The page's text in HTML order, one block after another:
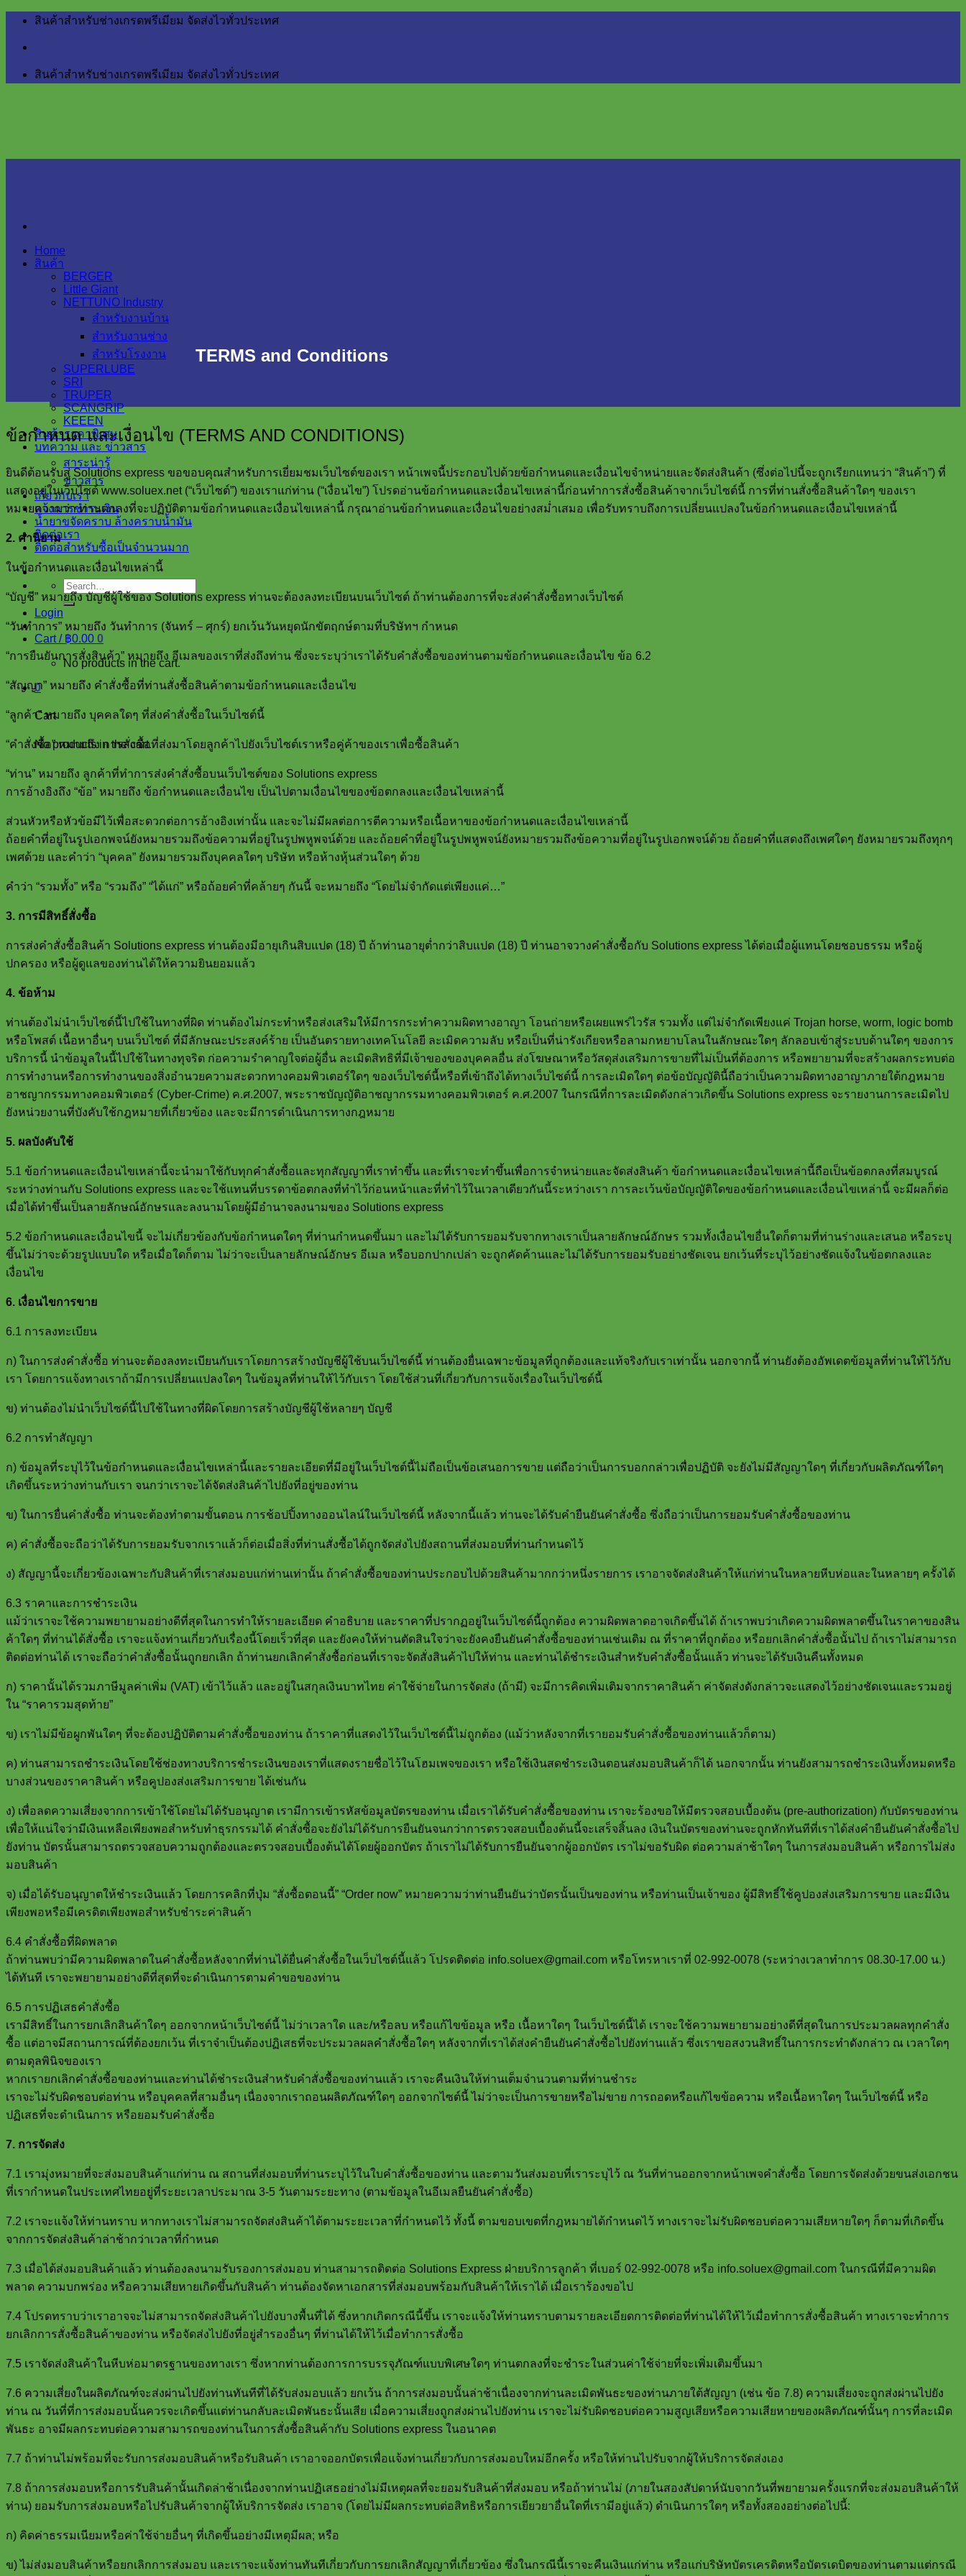
Skip
สินค้าสำหรับช่างเกรดพรีเมียม จัดส่งไวทั่วประเทศ
สินค้าสำหรับช่างเกรดพรีเมียม จัดส่งไวทั่วประเทศ
Home
สินค้า
BERGER
Little Giant
NETTUNO Industry
สำหรับงานบ้าน
สำหรับงานช่าง
สำหรับโรงงาน
SUPERLUBE
SRI
TRUPER
SCANGRIP
KEEEN
สินค้าราคาพิเศษ
บทความ และ ข่าวสาร
สาระน่ารู้
ข่าวสาร
เกี่ยวกับเรา
แจ้งการชำระเงิน
น้ำยาขจัดคราบ ล้างคราบน้ำมัน
ติดต่อเรา
ติดต่อสำหรับซื้อเป็นจำนวนมาก
Search
for:
Login
Cart / ฿0.00 0
No products in the cart.
0
Cart
No products in the cart.
TERMS and Conditions
ข้อกำหนด และเงื่อนไข (TERMS AND CONDITIONS)
ยินดีต้อนรับสู่ Solutions express ขอขอบคุณสำหรับการเยี่ยมชมเว็บไซต์ของเรา หน้าเพจนี้ประกอบไปด้วยข้อกำหนดและเงื่อนไขจำหน่ายและจัดส่งสินค้า (ซึ่งต่อไปนี้จะถูกเรียกแทนว่า “สินค้า”) ที่
แสดงอยู่ในเว็บไซต์ www.soluex.net (“เว็บไซต์”) ของเราแก่ท่าน (“เงื่อนไข”) โปรดอ่านข้อกำหนดและเงื่อนไขเหล่านี้ก่อนทำการสั่งซื้อสินค้าจากเว็บไซต์นี้ การที่ท่านสั่งซื้อสินค้าใดๆ ของเรา
หมายความว่า ท่านตกลงที่จะปฏิบัติตามข้อกำหนดและเงื่อนไขเหล่านี้ กรุณาอ่านข้อกำหนดและเงื่อนไขอย่างสม่ำเสมอ เพื่อรับทราบถึงการเปลี่ยนแปลงในข้อกำหนดและเงื่อนไขเหล่านี้
2. คำนิยาม
ในข้อกำหนดและเงื่อนไขเหล่านี้
“บัญชี” หมายถึง บัญชีผู้ใช้ของ Solutions express ท่านจะต้องลงทะเบียนบนเว็บไซต์ ถ้าท่านต้องการที่จะส่งคำสั่งซื้อทางเว็บไซต์
“วันทำการ” หมายถึง วันทำการ (จันทร์ – ศุกร์) ยกเว้นวันหยุดนักขัตฤกษ์ตามที่บริษัทฯ กำหนด
“การยืนยันการสั่งสินค้า” หมายถึง อีเมลของเราที่ส่งถึงท่าน ซึ่งจะระบุว่าเราได้รับคำสั่งซื้อของท่านตามข้อกำหนดและเงื่อนไข ข้อ 6.2
“สัญญา” หมายถึง คำสั่งซื้อที่ท่านสั่งซื้อสินค้าตามข้อกำหนดและเงื่อนไข
“ลูกค้า” หมายถึง บุคคลใดๆ ที่ส่งคำสั่งซื้อในเว็บไซต์นี้
“คำสั่งซื้อ” หมายถึง การสั่งซื้อที่ส่งมาโดยลูกค้าไปยังเว็บไซต์เราหรือคู่ค้าของเราเพื่อซื้อสินค้า
“ท่าน” หมายถึง ลูกค้าที่ทำการส่งคำสั่งซื้อบนเว็บไซต์ของ Solutions express
การอ้างอิงถึง “ข้อ” หมายถึง ข้อกำหนดและเงื่อนไข เป็นไปตามเงื่อนไขของข้อตกลงและเงื่อนไขเหล่านี้
ส่วนหัวหรือหัวข้อมีไว้เพื่อสะดวกต่อการอ้างอิงเท่านั้น และจะไม่มีผลต่อการตีความหรือเนื้อหาของข้อกำหนดและเงื่อนไขเหล่านี้
ถ้อยคำที่อยู่ในรูปเอกพจน์ยังหมายรวมถึงข้อความที่อยู่ในรูปพหูพจน์ด้วย และถ้อยคำที่อยู่ในรูปพหูพจน์ยังหมายรวมถึงข้อความที่อยู่ในรูปเอกพจน์ด้วย ถ้อยคำที่แสดงถึงเพศใดๆ ยังหมายรวมถึงทุกๆ
เพศด้วย และคำว่า “บุคคล” ยังหมายรวมถึงบุคคลใดๆ บริษัท หรือห้างหุ้นส่วนใดๆ ด้วย
คำว่า “รวมทั้ง” หรือ “รวมถึง” “ได้แก่” หรือถ้อยคำที่คล้ายๆ กันนี้ จะหมายถึง “โดยไม่จำกัดแต่เพียงแค่…”
3. การมีสิทธิ์สั่งซื้อ
การส่งคำสั่งซื้อสินค้า Solutions express ท่านต้องมีอายุเกินสิบแปด (18) ปี ถ้าท่านอายุต่ำกว่าสิบแปด (18) ปี ท่านอาจวางคำสั่งซื้อกับ Solutions express ได้ต่อเมื่อผู้แทนโดยชอบธรรม หรือผู้
ปกครอง หรือผู้ดูแลของท่านได้ให้ความยินยอมแล้ว
4. ข้อห้าม
ท่านต้องไม่นำเว็บไซต์นี้ไปใช้ในทางที่ผิด ท่านต้องไม่กระทำหรือส่งเสริมให้มีการกระทำความผิดทางอาญา โอนถ่ายหรือเผยแพร่ไวรัส รวมทั้ง แต่ไม่จำกัดเพียงแค่ Trojan horse, worm, logic bomb
หรือโพสต์ เนื้อหาอื่นๆ บนเว็บไซต์ ที่มีลักษณะประสงค์ร้าย เป็นอันตรายทางเทคโนโลยี ละเมิดความลับ หรือเป็นที่น่ารังเกียจหรือลามกหยาบโลนในลักษณะใดๆ ลักลอบเข้าสู่ระบบด้านใดๆ ของการ
บริการนี้ นำข้อมูลในนี้ไปใช้ในทางทุจริต ก่อความรำคาญใจต่อผู้อื่น ละเมิดสิทธิที่มีเจ้าของของบุคคลอื่น ส่งโฆษณาหรือวัสดุส่งเสริมการขายที่ไม่เป็นที่ต้องการ หรือพยายามที่จะสร้างผลกระทบต่อ
การทำงานหรือการทำงานของสิ่งอำนวยความสะดวกทางคอมพิวเตอร์ใดๆ ของเว็บไซต์นี้หรือที่เข้าถึงได้ทางเว็บไซต์นี้ การละเมิดใดๆ ต่อข้อบัญญัตินี้ถือว่าเป็นความผิดทางอาญาภายใต้กฎหมาย
อาชญากรรมทางคอมพิวเตอร์ (Cyber-Crime) ค.ศ.2007, พระราชบัญญัติอาชญากรรมทางคอมพิวเตอร์ ค.ศ.2007 ในกรณีที่การละเมิดดังกล่าวเกิดขึ้น Solutions express จะรายงานการละเมิดไป
ยังหน่วยงานที่บังคับใช้กฎหมายที่เกี่ยวข้อง และจะมีการดำเนินการทางกฎหมาย
5. ผลบังคับใช้
5.1 ข้อกำหนดและเงื่อนไขเหล่านี้จะนำมาใช้กับทุกคำสั่งซื้อและทุกสัญญาที่เราทำขึ้น และที่เราจะทำขึ้นเพื่อการจำหน่ายและจัดส่งสินค้า ข้อกำหนดและเงื่อนไขเหล่านี้ถือเป็นข้อตกลงที่สมบูรณ์
ระหว่างท่านกับ Solutions express และจะใช้แทนที่บรรดาข้อตกลงที่ทำไว้ก่อนหน้าและที่ทำไว้ในเวลาเดียวกันนี้ระหว่างเรา การละเว้นข้อบัญญัติใดของข้อกำหนดและเงื่อนไขเหล่านี้ จะมีผลก็ต่อ
เมื่อได้ทำขึ้นเป็นลายลักษณ์อักษรและลงนามโดยผู้มีอำนาจลงนามของ Solutions express
5.2 ข้อกำหนดและเงื่อนไขนี้ จะไม่เกี่ยวข้องกับข้อกำหนดใดๆ ที่ท่านกำหนดขึ้นมา และไม่ได้รับการยอมรับจากทางเราเป็นลายลักษณ์อักษร รวมทั้งเงื่อนไขอื่นใดก็ตามที่ท่านร่างและเสนอ หรือระบุ
ขึ้นไม่ว่าจะด้วยรูปแบบใด หรือเมื่อใดก็ตาม ไม่ว่าจะเป็นลายลักษณ์อักษร อีเมล หรือบอกปากเปล่า จะถูกคัดค้านและไม่ได้รับการยอมรับอย่างชัดเจน ยกเว้นที่ระบุไว้อย่างชัดแจ้งในข้อตกลงและ
เงื่อนไข
6. เงื่อนไขการขาย
6.1 การลงทะเบียน
ก) ในการส่งคำสั่งซื้อ ท่านจะต้องลงทะเบียนกับเราโดยการสร้างบัญชีผู้ใช้บนเว็บไซต์นี้ ท่านต้องยื่นเฉพาะข้อมูลที่ถูกต้องและแท้จริงกับเราเท่านั้น นอกจากนี้ ท่านยังต้องอัพเดตข้อมูลที่ท่านให้ไว้กับ
เรา โดยการแจ้งทางเราถ้ามีการเปลี่ยนแปลงใดๆ ในข้อมูลที่ท่านให้ไว้กับเรา โดยใช้ส่วนที่เกี่ยวกับการแจ้งเรื่องในเว็บไซต์นี้
ข) ท่านต้องไม่นำเว็บไซต์นี้ไปใช้ในทางที่ผิดโดยการสร้างบัญชีผู้ใช้หลายๆ บัญชี
6.2 การทำสัญญา
ก) ข้อมูลที่ระบุไว้ในข้อกำหนดและเงื่อนไขเหล่านี้และรายละเอียดที่มีอยู่ในเว็บไซต์นี้ไม่ถือเป็นข้อเสนอการขาย แต่ถือว่าเป็นการบอกกล่าวเพื่อปฏิบัติ จะยังไม่มีสัญญาใดๆ ที่เกี่ยวกับผลิตภัณฑ์ใดๆ
เกิดขึ้นระหว่างท่านกับเรา จนกว่าเราจะได้จัดส่งสินค้าไปยังที่อยู่ของท่าน
ข) ในการยื่นคำสั่งซื้อ ท่านจะต้องทำตามขั้นตอน การช้อปปิ้งทางออนไลน์ในเว็บไซต์นี้ หลังจากนี้แล้ว ท่านจะได้รับคำยืนยันคำสั่งซื้อ ซึ่งถือว่าเป็นการยอมรับคำสั่งซื้อของท่าน
ค) คำสั่งซื้อจะถือว่าได้รับการยอมรับจากเราแล้วก็ต่อเมื่อสิ่งที่ท่านสั่งซื้อได้ถูกจัดส่งไปยังสถานที่ส่งมอบที่ท่านกำหนดไว้
ง) สัญญานี้จะเกี่ยวข้องเฉพาะกับสินค้าที่เราส่งมอบแก่ท่านเท่านั้น ถ้าคำสั่งซื้อของท่านประกอบไปด้วยสินค้ามากกว่าหนึ่งรายการ เราอาจจัดส่งสินค้าให้แก่ท่านในหลายหีบห่อและในหลายๆ ครั้งได้
6.3 ราคาและการชำระเงิน
แม้ว่าเราจะใช้ความพยายามอย่างดีที่สุดในการทำให้รายละเอียด คำอธิบาย และราคาที่ปรากฏอยู่ในเว็บไซต์นี้ถูกต้อง ความผิดพลาดอาจเกิดขึ้นได้ ถ้าเราพบว่าเกิดความผิดพลาดขึ้นในราคาของสิน
ค้าใดๆ ที่ท่านได้สั่งซื้อ เราจะแจ้งท่านเกี่ยวกับเรื่องนี้โดยเร็วที่สุด และยังคงให้ท่านตัดสินใจว่าจะยังคงยืนยันคำสั่งซื้อของท่านเช่นเดิม ณ ที่ราคาที่ถูกต้อง หรือยกเลิกคำสั่งซื้อนั้นไป ถ้าเราไม่สามารถ
ติดต่อท่านได้ เราจะถือว่าคำสั่งซื้อนั้นถูกยกเลิก ถ้าท่านยกเลิกคำสั่งซื้อก่อนที่เราจะจัดสั่งสินค้าไปให้ท่าน และท่านได้ชำระเงินสำหรับคำสั่งซื้อนั้นแล้ว ท่านจะได้รับเงินคืนทั้งหมด
ก) ราคานั้นได้รวมภาษีมูลค่าเพิ่ม (VAT) เข้าไว้แล้ว และอยู่ในสกุลเงินบาทไทย ค่าใช้จ่ายในการจัดส่ง (ถ้ามี) จะมีการคิดเพิ่มเติมจากราคาสินค้า ค่าจัดส่งดังกล่าวจะแสดงไว้อย่างชัดเจนและรวมอยู่
ใน “ราคารวมสุดท้าย”
ข) เราไม่มีข้อผูกพันใดๆ ที่จะต้องปฏิบัติตามคำสั่งซื้อของท่าน ถ้าราคาที่แสดงไว้ในเว็บไซต์นี้ไม่ถูกต้อง (แม้ว่าหลังจากที่เรายอมรับคำสั่งซื้อของท่านแล้วก็ตาม)
ค) ท่านสามารถชำระเงินโดยใช้ช่องทางบริการชำระเงินของเราที่แสดงรายชื่อไว้ในโฮมเพจของเรา หรือใช้เงินสดชำระเงินตอนส่งมอบสินค้าก็ได้ นอกจากนั้น ท่านยังสามารถชำระเงินทั้งหมดหรือ
บางส่วนของราคาสินค้า หรือคูปองส่งเสริมการขาย ได้เช่นกัน
ง) เพื่อลดความเสี่ยงจากการเข้าใช้โดยไม่ได้รับอนุญาต เรามีการเข้ารหัสข้อมูลบัตรของท่าน เมื่อเราได้รับคำสั่งซื้อของท่าน เราจะร้องขอให้มีตรวจสอบเบื้องต้น (pre-authorization) กับบัตรของท่าน
เพื่อให้แน่ใจว่ามีเงินเหลือเพียงพอสำหรับทำธุรกรรมได้ คำสั่งซื้อจะยังไม่ได้รับการยืนยันจนกว่าการตรวจสอบเบื้องต้นนี้จะเสร็จสิ้นลง เงินในบัตรของท่านจะถูกหักทันทีที่เราได้ส่งคำยืนยันคำสั่งซื้อไป
ยังท่าน บัตรนั้นสามารถตรวจสอบความถูกต้องและตรวจสอบเบื้องต้นได้โดยผู้ออกบัตร ถ้าเราไม่ได้รับการยืนยันจากผู้ออกบัตร เราไม่ขอรับผิด ต่อความล่าช้าใดๆ ในการส่งมอบสินค้า หรือการไม่ส่ง
มอบสินค้า
จ) เมื่อได้รับอนุญาตให้ชำระเงินแล้ว โดยการคลิกที่ปุ่ม “สั่งซื้อตอนนี้” “Order now” หมายความว่าท่านยืนยันว่าบัตรนั้นเป็นของท่าน หรือท่านเป็นเจ้าของ ผู้มีสิทธิ์ใช้คูปองส่งเสริมการขาย และมีเงิน
เพียงพอหรือมีเครดิตเพียงพอสำหรับชำระค่าสินค้า
6.4 คำสั่งซื้อที่ผิดพลาด
ถ้าท่านพบว่ามีความผิดพลาดในคำสั่งซื้อหลังจากที่ท่านได้ยื่นคำสั่งซื้อในเว็บไซต์นี้แล้ว โปรดติดต่อ info.soluex@gmail.com หรือโทรหาเราที่ 02-992-0078 (ระหว่างเวลาทำการ 08.30-17.00 น.)
ได้ทันที เราจะพยายามอย่างดีที่สุดที่จะดำเนินการตามคำขอของท่าน
6.5 การปฏิเสธคำสั่งซื้อ
เรามีสิทธิ์ในการยกเลิกสินค้าใดๆ ออกจากหน้าเว็บไซต์นี้ ไม่ว่าเวลาใด และ/หรือลบ หรือแก้ไขข้อมูล หรือ เนื้อหาใดๆ ในเว็บไซต์นี้ได้ เราจะใช้ความพยายามอย่างดีที่สุดในการประมวลผลทุกคำสั่ง
ซื้อ แต่อาจมีสถานการณ์ที่ต้องยกเว้น ที่เราจำเป็นต้องปฏิเสธที่จะประมวลผลคำสั่งซื้อใดๆ หลังจากที่เราได้ส่งคำยืนยันคำสั่งซื้อไปยังท่านแล้ว ซึ่งเราขอสงวนสิทธิ์ในการกระทำดังกล่าว ณ เวลาใดๆ
ตามดุลพินิจของเรา
หากเรายกเลิกคำสั่งซื้อของท่านและท่านได้ชำระเงินสำหรับคำสั่งซื้อของท่านแล้ว เราจะคืนเงินให้ท่านเต็มจำนวนตามที่ท่านชำระ
เราจะไม่รับผิดชอบต่อท่าน หรือบุคคลที่สามอื่นๆ เนื่องจากเราถอนผลิตภัณฑ์ใดๆ ออกจากไซต์นี้ ไม่ว่าจะเป็นการขายหรือไม่ขาย การถอดหรือแก้ไขข้อความ หรือเนื้อหาใดๆ ในเว็บไซต์นี้ หรือ
ปฏิเสธที่จะดำเนินการ หรือยอมรับคำสั่งซื้อ
7. การจัดส่ง
7.1 เรามุ่งหมายที่จะส่งมอบสินค้าแก่ท่าน ณ สถานที่ส่งมอบที่ท่านระบุไว้ในใบคำสั่งซื้อของท่าน และตามวันส่งมอบที่เราระบุไว้ ณ วันที่ท่านออกจากหน้าเพจคำสั่งซื้อ โดยการจัดส่งด้วยขนส่งเอกชน
ที่เรากำหนดในประเทศไทยอยู่ที่ระยะเวลาประมาณ 3-5 วันตามระยะทาง (ตามข้อมูลในอีเมลยืนยันคำสั่งซื้อ)
7.2 เราจะแจ้งให้ท่านทราบ หากทางเราไม่สามารถจัดส่งสินค้าได้ตามระยะเวลาที่กำหนดไว้ ทั้งนี้ ตามขอบเขตที่กฎหมายได้กำหนดไว้ ทางเราจะไม่รับผิดชอบต่อความเสียหายใดๆ ก็ตามที่เกิดขึ้น
จากการจัดส่งสินค้าล่าช้ากว่าเวลาที่กำหนด
7.3 เมื่อได้ส่งมอบสินค้าแล้ว ท่านต้องลงนามรับรองการส่งมอบ ท่านสามารถติดต่อ Solutions Express ฝ่ายบริการลูกค้า ที่เบอร์ 02-992-0078 หรือ info.soluex@gmail.com ในกรณีที่มีความผิด
พลาด ความบกพร่อง หรือความเสียหายเกิดขึ้นกับสินค้า ท่านต้องจัดหาเอกสารที่ส่งมอบพร้อมกับสินค้าให้เราได้ เมื่อเราร้องขอไป
7.4 โปรดทราบว่าเราอาจจะไม่สามารถจัดส่งสินค้าไปยังบางพื้นที่ได้ ซึ่งหากเกิดกรณีนี้ขึ้น เราจะแจ้งให้ท่านทราบตามรายละเอียดการติดต่อที่ท่านได้ให้ไว้เมื่อทำการสั่งซื้อสินค้า ทางเราจะทำการ
ยกเลิกการสั่งซื้อสินค้าของท่าน หรือจัดส่งไปยังที่อยู่สำรองอื่นๆ ที่ท่านได้ให้ไว้เมื่อทำการสั่งซื้อ
7.5 เราจัดส่งสินค้าในหีบห่อมาตรฐานของทางเรา ซึ่งหากท่านต้องการการบรรจุภัณฑ์แบบพิเศษใดๆ ท่านตกลงที่จะชำระในส่วนค่าใช้จ่ายที่จะเพิ่มเติมขึ้นมา
7.6 ความเสี่ยงในผลิตภัณฑ์จะส่งผ่านไปยังท่านทันทีที่ได้รับส่งมอบแล้ว ยกเว้น ถ้าการส่งมอบนั้นล่าช้าเนื่องจากท่านละเมิดพันธะของท่านภายใต้สัญญา (เช่น ข้อ 7.8) ความเสี่ยงจะถูกส่งผ่านไปยัง
ท่าน ณ วันที่ที่การส่งมอบนั้นควรจะเกิดขึ้นแต่ท่านกลับละเมิดพันธะนั้นเสีย เมื่อความเสี่ยงถูกส่งผ่านไปยังท่าน เราจะไม่รับผิดชอบต่อความสูญเสียหรือความเสียหายของผลิตภัณฑ์นั้นๆ การที่ละเมิด
พันธะ อาจมีผลกระทบต่อความสามารถของท่านในการสั่งซื้อสินค้ากับ Solutions express ในอนาคต
7.7 ถ้าท่านไม่พร้อมที่จะรับการส่งมอบสินค้าหรือรับสินค้า เราอาจออกบัตรเพื่อแจ้งท่านเกี่ยวกับการส่งมอบใหม่อีกครั้ง หรือให้ท่านไปรับจากผู้ให้บริการจัดส่งเอง
7.8 ถ้าการส่งมอบหรือการรับสินค้านั้นเกิดล่าช้าเนื่องจากท่านปฏิเสธอย่างไม่มีเหตุผลที่จะยอมรับสินค้าที่ส่งมอบ หรือถ้าท่านไม่ (ภายในสองสัปดาห์นับจากวันที่พยายามครั้งแรกที่จะส่งมอบสินค้าให้
ท่าน) ยอมรับการส่งมอบหรือไปรับสินค้าจากผู้ให้บริการจัดส่ง เราอาจ (โดยไม่มีผลกระทบต่อสิทธิหรือการเยียวยาอื่นใดที่เรามีอยู่แล้ว) ดำเนินการใดๆ หรือทั้งสองอย่างต่อไปนี้:
ก) คิดค่าธรรมเนียมหรือค่าใช้จ่ายอื่นๆ ที่เกิดขึ้นอย่างมีเหตุมีผล; หรือ
ข) ไม่ส่งมอบสินค้าหรือยกเลิกการส่งมอบ และเราจะแจ้งท่านทันทีเกี่ยวกับการยกเลิกสัญญาที่เกี่ยวข้อง ซึ่งในกรณีนี้เราจะคืนเงินแก่ท่าน หรือแก่บริษัทบัตรเครดิตหรือบัตรเดบิตของท่านตามแต่กรณี